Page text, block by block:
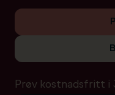
Prøv kostnadsfritt i